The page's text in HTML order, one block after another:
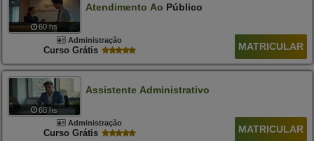
60 hs
Atendimento Ao Público
Administração
Curso Grátis MATRICULAR
60 hs
Assistente Administrativo
Administração
Curso Grátis MATRICULAR